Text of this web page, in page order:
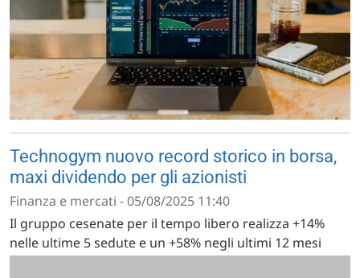
Technogym nuovo record storico in borsa,
maxi dividendo per gli azionisti
Finanza e mercati - 05/08/2025 11:40
Il gruppo cesenate per il tempo libero realizza +14%
nelle ultime 5 sedute e un +58% negli ultimi 12 mesi